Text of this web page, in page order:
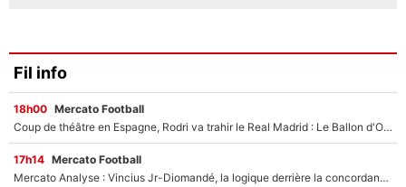
Fil info
18h00 Mercato Football
Coup de théâtre en Espagne, Rodri va trahir le Real Madrid : Le Ballon d'Or a choisi de signer au FC Barcelone !
17h14 Mercato Football
Mercato Analyse : Vincius Jr-Diomandé, la logique derrière la concordance des temps